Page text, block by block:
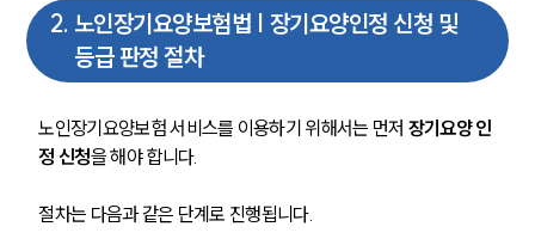
2. 노인장기요양보험법 | 장기요양인정 신청 및
등급 판정 절차
노인장기요양보험 서비스를 이용하기 위해서는 먼저 장기요양 인
정 신청을 해야 합니다.
절차는 다음과 같은 단계로 진행됩니다.